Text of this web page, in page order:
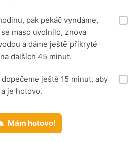
pak pekáč vyndáme,
maso uvolnilo, znova
a dáme ještě přikryté
dalších 45 minut.
ještě 15 minut, aby
je hotovo.
Mám hotovo!